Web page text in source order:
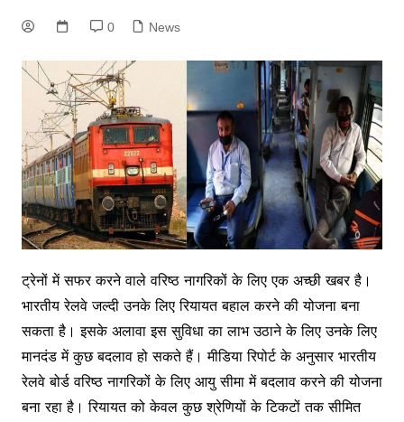
0 News
ट्रेनों में सफर करने वाले वरिष्ठ नागरिकों के लिए एक अच्छी खबर है।
भारतीय रेलवे जल्दी उनके लिए रियायत बहाल करने की योजना बना
सकता है। इसके अलावा इस सुविधा का लाभ उठाने के लिए उनके लिए
मानदंड में कुछ बदलाव हो सकते हैं। मीडिया रिपोर्ट के अनुसार भारतीय
रेलवे बोर्ड वरिष्ठ नागरिकों के लिए आयु सीमा में बदलाव करने की योजना
बना रहा है। रियायत को केवल कुछ श्रेणियों के टिकटों तक सीमित